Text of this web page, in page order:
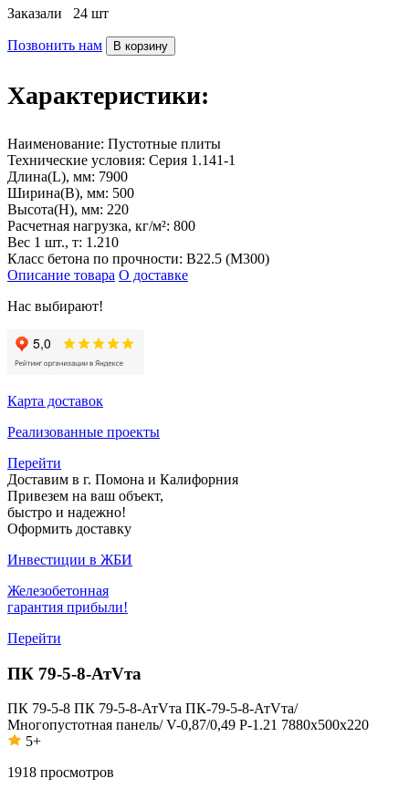
Заказали 24 шт
Позвонить нам В корзину
Характеристики:
Наименование: Пустотные плиты
Технические условия: Серия 1.141-1
Длина(L), мм: 7900
Ширина(B), мм: 500
Высота(H), мм: 220
Расчетная нагрузка, кг/м²: 800
Вес 1 шт., т: 1.210
Класс бетона по прочности: В22.5 (М300)
Описание товара О доставке
Нас выбирают!
Карта доставок
Реализованные проекты
Перейти
Доставим в г. Помона и Калифорния
Привезем на ваш объект,
быстро и надежно!
Оформить доставку
Инвестиции в ЖБИ
Железобетонная
гарантия прибыли!
Перейти
ПК 79-5-8-АтVта
ПК 79-5-8 ПК 79-5-8-АтVта ПК-79-5-8-АтVта/
Многопустотная панель/ V-0,87/0,49 P-1.21 7880х500х220
5+
1918 просмотров